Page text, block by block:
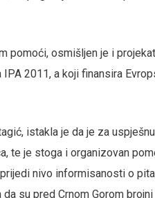
pomoći, osmišljen je i
2011, a koji finansira
istakla je da je za
te je stoga i organizovan
nivo informisanosti o
su pred Crnom Gorom